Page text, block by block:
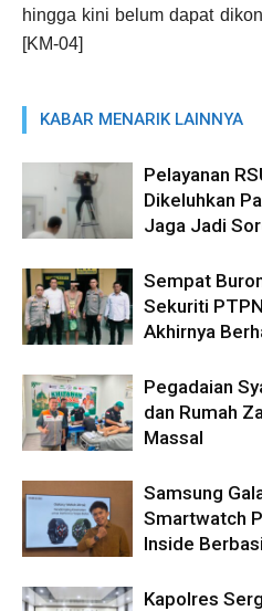
hingga kini belum dapat
[KM-04]
KABAR MENARIK LAINNYA
Pelayanan
Dikeluhkan
Jaga Jadi
Sempat
Sekuriti
Akhirnya
Pegadaian
dan Rumah
Massal
Samsung
Smartwatch
Inside
Kapolres